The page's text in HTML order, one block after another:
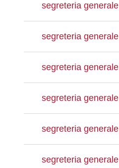
segreteria generale
segreteria generale
segreteria generale
segreteria generale
segreteria generale
segreteria generale